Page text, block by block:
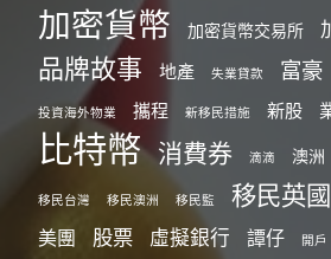
加密貨幣 加密貨幣交易所
品牌故事 地產 失業貸款 富豪
投資海外物業 攜程 新移民措施 新股
比特幣 消費券 滴滴 澳洲
移民台灣 移民澳洲 移民監 移民英國
美團 股票 虛擬銀行 譚仔 開戶